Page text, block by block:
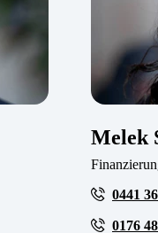
Melek
0441
0176